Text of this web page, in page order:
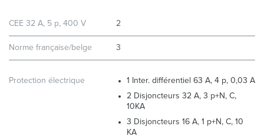
CEE 32 A, 5 p, 400 V 2
Norme française/belge 3
Protection électrique
1 Inter. différentiel 63 A, 4 p, 0,03 A
2 Disjoncteurs 32 A, 3 p+N, C,
10KA
3 Disjoncteurs 16 A, 1 p+N, C, 10
KA